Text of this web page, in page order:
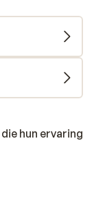
hun ervaring